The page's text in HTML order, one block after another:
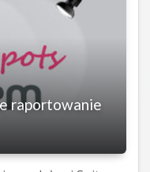
raportowanie